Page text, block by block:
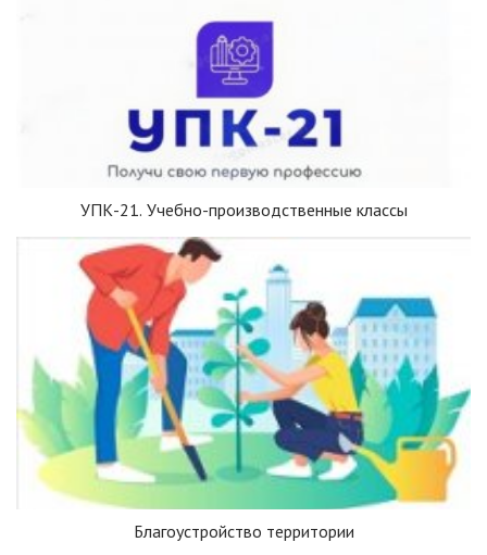
УПК-21. Учебно-производственные классы
Благоустройство территории